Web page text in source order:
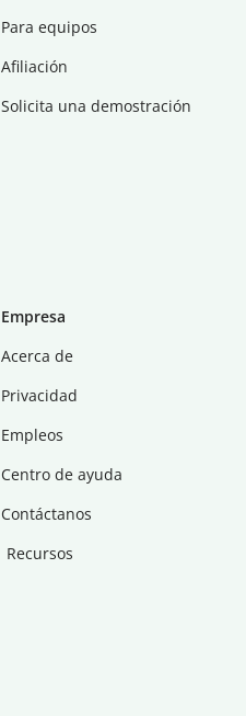
Para equipos
Afiliación
Solicita una demostración
Empresa
Acerca de
Privacidad
Empleos
Centro de ayuda
Contáctanos
Recursos